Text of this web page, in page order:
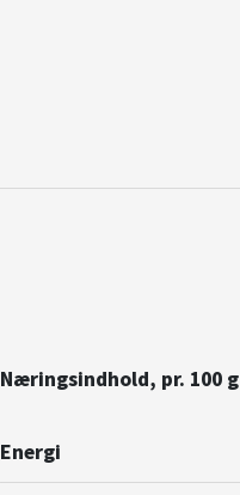
Næringsindhold, pr. 100 g
Energi